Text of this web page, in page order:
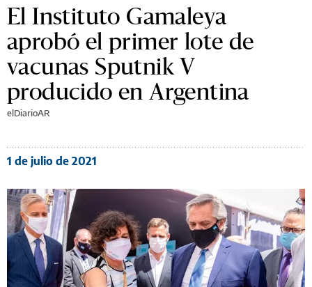
El Instituto Gamaleya
aprobó el primer lote de
vacunas Sputnik V
producido en Argentina
elDiarioAR
1 de julio de 2021